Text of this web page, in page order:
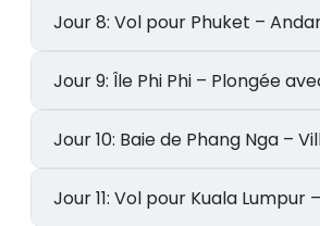
Jour 8: Vol pour Phuket –
Jour 9: Île Phi Phi –
Jour 10: Baie de Phang
Jour 11: Vol pour Kuala